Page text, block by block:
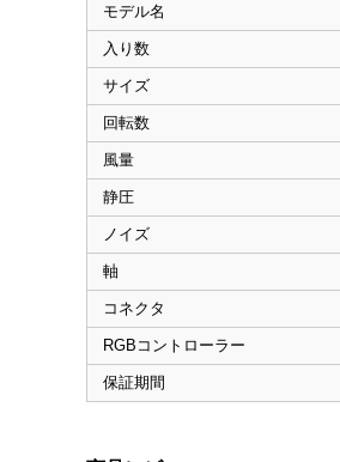
モデル名
入り数
サイズ
回転数
風量
静圧
ノイズ
軸
コネクタ
RGBコントローラー
保証期間